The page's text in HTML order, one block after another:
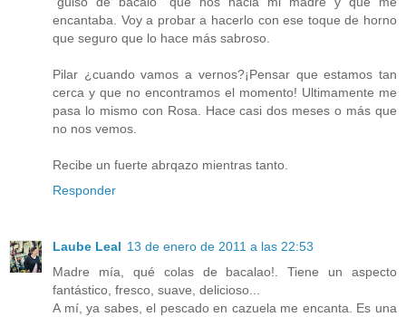
encantaba. Voy a probar a hacerlo con ese toque de horno
que seguro que lo hace más sabroso.
Pilar ¿cuando vamos a vernos?¡Pensar que estamos tan
cerca y que no encontramos el momento! Ultimamente me
pasa lo mismo con Rosa. Hace casi dos meses o más que
no nos vemos.
Recibe un fuerte abrqazo mientras tanto.
Responder
Laube Leal 13 de enero de 2011 a las 22:53
Madre mía, qué colas de bacalao!. Tiene un aspecto
fantástico, fresco, suave, delicioso...
A mí, ya sabes, el pescado en cazuela me encanta. Es una